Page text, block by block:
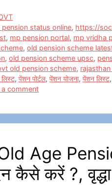
st
o
d
o
n
l
e
status online, https://
, mp pension portal, mp vridha
, old pension scheme
, old pension scheme upsc,
old pension scheme,
, पेंशन पोर्टल, पेंशन योजना, पेंशन लिस्ट,
a comment
Age
कैसे करें ?,